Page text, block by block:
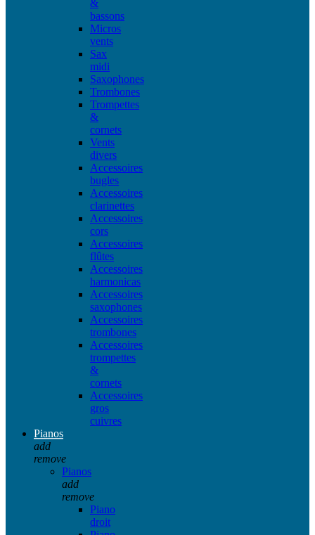
&
bassons
Micros
vents
Sax
midi
Saxophones
Trombones
Trompettes
&
cornets
Vents
divers
Accessoires
bugles
Accessoires
clarinettes
Accessoires
cors
Accessoires
flûtes
Accessoires
harmonicas
Accessoires
saxophones
Accessoires
trombones
Accessoires
trompettes
&
cornets
Accessoires
gros
cuivres
Pianos
add
remove
Pianos
add
remove
Piano
droit